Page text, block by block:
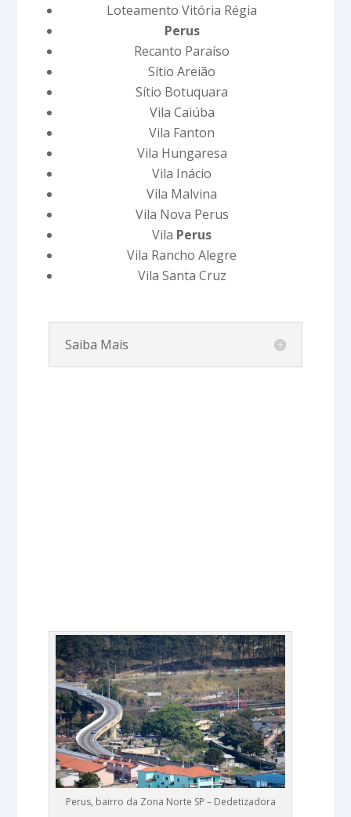
Loteamento Vitória Régia
Perus
Recanto Paraíso
Sítio Areião
Sítio Botuquara
Vila Caiúba
Vila Fanton
Vila Hungaresa
Vila Inácio
Vila Malvina
Vila Nova Perus
Vila Perus
Vila Rancho Alegre
Vila Santa Cruz
Saiba Mais
Perus, bairro da Zona Norte SP – Dedetizadora